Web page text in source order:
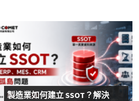
製造業如何建立 SSOT？解決